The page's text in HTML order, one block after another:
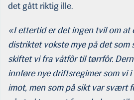
det gått riktig ille.
«I ettertid er det ingen tvil om at
distriktet vokste mye på det som
skiftet vi fra våtfôr til tørrfôr.
innføre nye driftsregimer som vi
imot, men som på sikt var svært